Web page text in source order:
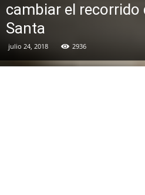
cambiar el recorrido
Santa
julio 24, 2018 2936